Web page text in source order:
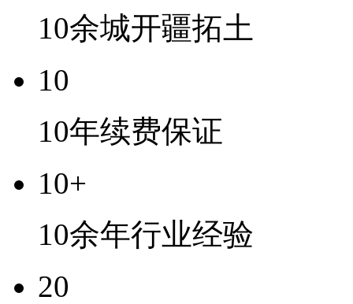
10余城开疆拓土
10
10年续费保证
10+
10余年行业经验
20